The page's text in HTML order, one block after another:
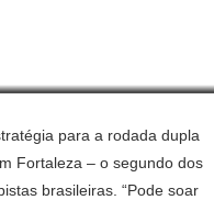
para a rodada dupla
Fortaleza – o segundo dos
brasileiras. “Pode soar